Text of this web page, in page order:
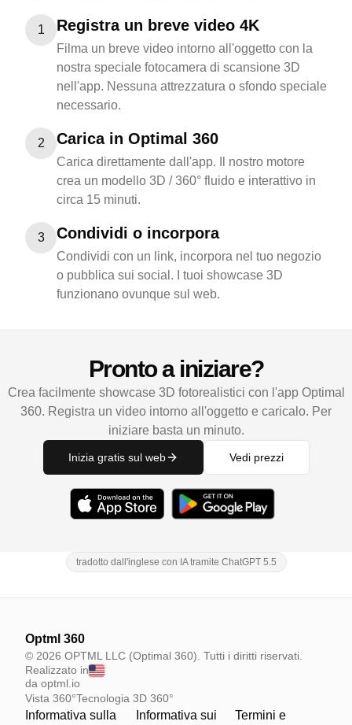
1 Registra un breve video 4K
Filma un breve video intorno all'oggetto con la
nostra speciale fotocamera di scansione 3D
nell'app. Nessuna attrezzatura o sfondo speciale
necessario.
2 Carica in Optimal 360
Carica direttamente dall'app. Il nostro motore
crea un modello 3D / 360° fluido e interattivo in
circa 15 minuti.
3 Condividi o incorpora
Condividi con un link, incorpora nel tuo negozio
o pubblica sui social. I tuoi showcase 3D
funzionano ovunque sul web.
Pronto a iniziare?
Crea facilmente showcase 3D fotorealistici con l'app Optimal
360. Registra un video intorno all'oggetto e caricalo. Per
iniziare basta un minuto.
Inizia gratis sul web Vedi prezzi
tradotto dall'inglese con IA tramite ChatGPT 5.5
Optml 360
© 2026 OPTML LLC (Optimal 360). Tutti i diritti riservati.
Realizzato in
da optml.io
Vista 360°Tecnologia 3D 360°
Informativa sulla Informativa sui Termini e